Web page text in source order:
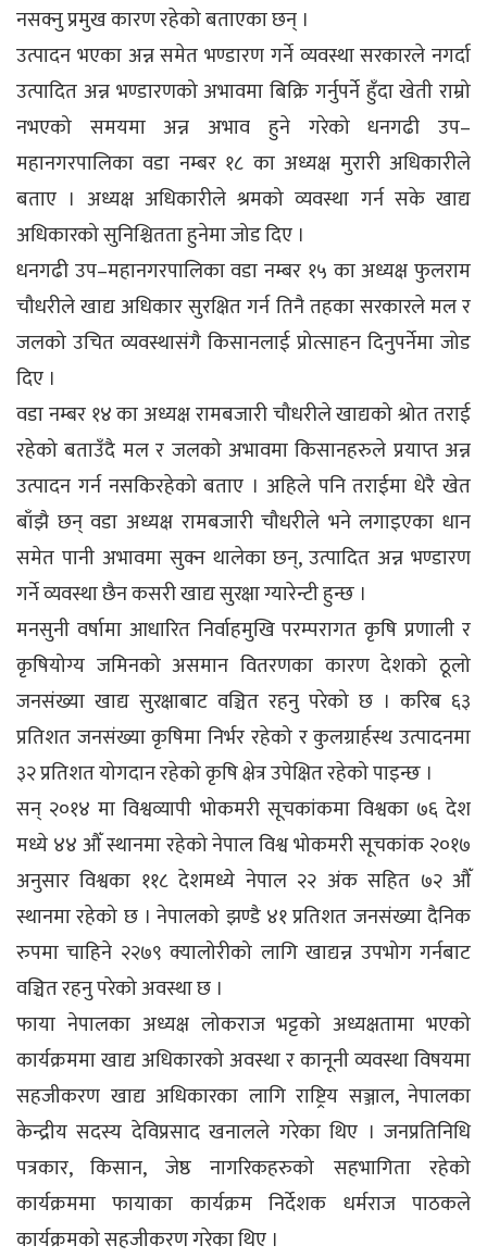
नसक्नु प्रमुख कारण रहेको बताएका छन् ।
उत्पादन भएका अन्न समेत भण्डारण गर्ने व्यवस्था सरकारले नगर्दा
उत्पादित अन्न भण्डारणको अभावमा बिक्रि गर्नुपर्ने हुँदा खेती राम्रो
नभएको समयमा अन्न अभाव हुने गरेको धनगढी उप–
महानगरपालिका वडा नम्बर १८ का अध्यक्ष मुरारी अधिकारीले
बताए । अध्यक्ष अधिकारीले श्रमको व्यवस्था गर्न सके खाद्य
अधिकारको सुनिश्चितता हुनेमा जोड दिए ।
धनगढी उप–महानगरपालिका वडा नम्बर १५ का अध्यक्ष फुलराम
चौधरीले खाद्य अधिकार सुरक्षित गर्न तिनै तहका सरकारले मल र
जलको उचित व्यवस्थासंगै किसानलाई प्रोत्साहन दिनुपर्नेमा जोड
दिए ।
वडा नम्बर १४ का अध्यक्ष रामबजारी चौधरीले खाद्यको श्रोत तराई
रहेको बताउँदै मल र जलको अभावमा किसानहरुले प्रयाप्त अन्न
उत्पादन गर्न नसकिरहेको बताए । अहिले पनि तराईमा धेरै खेत
बाँझै छन् वडा अध्यक्ष रामबजारी चौधरीले भने लगाइएका धान
समेत पानी अभावमा सुक्न थालेका छन्, उत्पादित अन्न भण्डारण
गर्ने व्यवस्था छैन कसरी खाद्य सुरक्षा ग्यारेन्टी हुन्छ ।
मनसुनी वर्षामा आधारित निर्वाहमुखि परम्परागत कृषि प्रणाली र
कृषियोग्य जमिनको असमान वितरणका कारण देशको ठूलो
जनसंख्या खाद्य सुरक्षाबाट वञ्चित रहनु परेको छ । करिब ६३
प्रतिशत जनसंख्या कृषिमा निर्भर रहेको र कुलग्रार्हस्थ उत्पादनमा
३२ प्रतिशत योगदान रहेको कृषि क्षेत्र उपेक्षित रहेको पाइन्छ ।
सन् २०१४ मा विश्वव्यापी भोकमरी सूचकांकमा विश्वका ७६ देश
मध्ये ४४ औँ स्थानमा रहेको नेपाल विश्व भोकमरी सूचकांक २०१७
अनुसार विश्वका ११८ देशमध्ये नेपाल २२ अंक सहित ७२ औँ
स्थानमा रहेको छ । नेपालको झण्डै ४१ प्रतिशत जनसंख्या दैनिक
रुपमा चाहिने २२७९ क्यालोरीको लागि खाद्यन्न उपभोग गर्नबाट
वञ्चित रहनु परेको अवस्था छ ।
फाया नेपालका अध्यक्ष लोकराज भट्टको अध्यक्षतामा भएको
कार्यक्रममा खाद्य अधिकारको अवस्था र कानूनी व्यवस्था विषयमा
सहजीकरण खाद्य अधिकारका लागि राष्ट्रिय सञ्जाल, नेपालका
केन्द्रीय सदस्य देविप्रसाद खनालले गरेका थिए । जनप्रतिनिधि
पत्रकार, किसान, जेष्ठ नागरिकहरुको सहभागिता रहेको
कार्यक्रममा फायाका कार्यक्रम निर्देशक धर्मराज पाठकले
कार्यक्रमको सहजीकरण गरेका थिए ।